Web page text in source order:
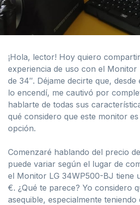
¡Hola, lector! Hoy quiero
experiencia de uso con el Monitor
de 34″. Déjame decirte que,
lo encendí, me cautivó por
hablarte de todas sus
qué considero que este monitor
opción.
Comenzaré hablando del precio
puede variar según el lugar de
el Monitor LG 34WP500-BJ tiene
€. ¿Qué te parece? Yo considero
asequible, especialmente teniendo